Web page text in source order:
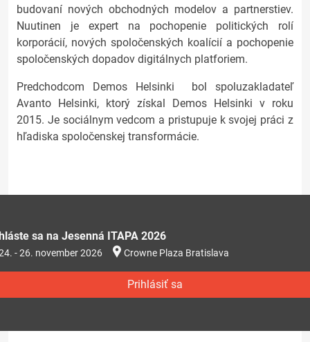
budovaní nových obchodných modelov a partnerstiev.
Nuutinen je expert na pochopenie politických rolí
korporácií, nových spoločenských koalícií a pochopenie
spoločenských dopadov digitálnych platforiem.
Predchodcom Demos Helsinki bol spoluzakladateľ
Avanto Helsinki, ktorý získal Demos Helsinki v roku
2015. Je sociálnym vedcom a pristupuje k svojej práci z
hľadiska spoločenskej transformácie.
sa na Jesenná ITAPA 2026
- 26. november 2026 Crowne Plaza Bratislava
Prihlásiť sa